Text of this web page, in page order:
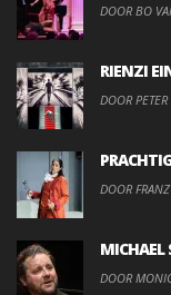
DOOR BO
RIENZI
DOOR
DOOR
MICHAEL
DOOR